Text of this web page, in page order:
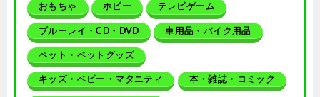
おもちゃ ホビー テレビゲーム
ブルーレイ・CD・DVD 車用品・バイク用品
ペット・ペットグッズ
キッズ・ベビー・マタニティ 本・雑誌・コミック